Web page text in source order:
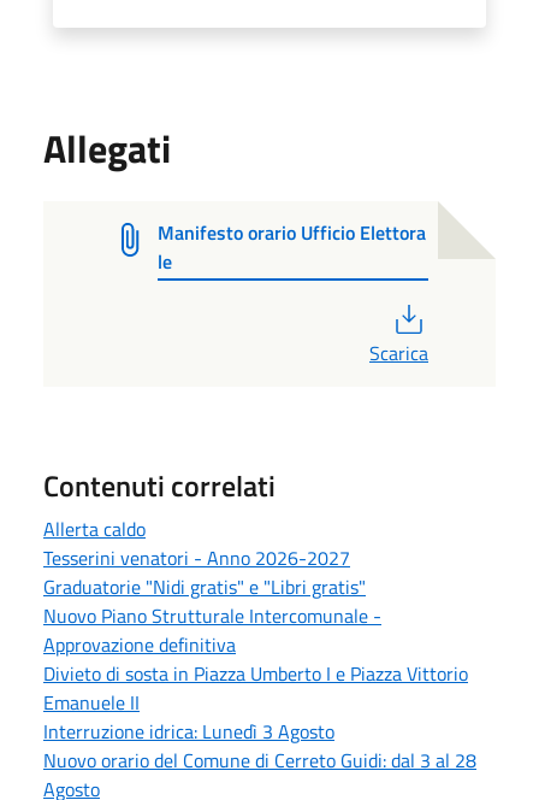
Allegati
Manifesto orario Ufficio Elettora
le
Scarica
Contenuti correlati
Allerta caldo
Tesserini venatori - Anno 2026-2027
Graduatorie "Nidi gratis" e "Libri gratis"
Nuovo Piano Strutturale Intercomunale -
Approvazione definitiva
Divieto di sosta in Piazza Umberto I e Piazza Vittorio
Emanuele II
Interruzione idrica: Lunedì 3 Agosto
Nuovo orario del Comune di Cerreto Guidi: dal 3 al 28
Agosto